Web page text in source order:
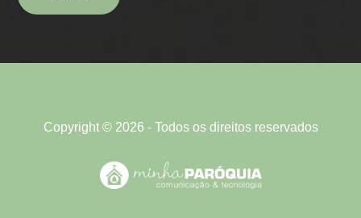
Copyright © 2026 - Todos os direitos reservados